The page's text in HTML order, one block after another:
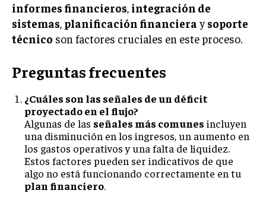
informes financieros, integración de
sistemas, planificación financiera ysoporte
técnico son factores cruciales en este proceso.
Preguntas frecuentes
¿Cuáles son las señales de un déficit
proyectado en el flujo?
Algunas de las señales más comunes incluyen
una disminución en los ingresos, un aumento en
los gastos operativos y una falta de liquidez.
Estos factores pueden ser indicativos de que
algo no está funcionando correctamente en tu
plan financiero.